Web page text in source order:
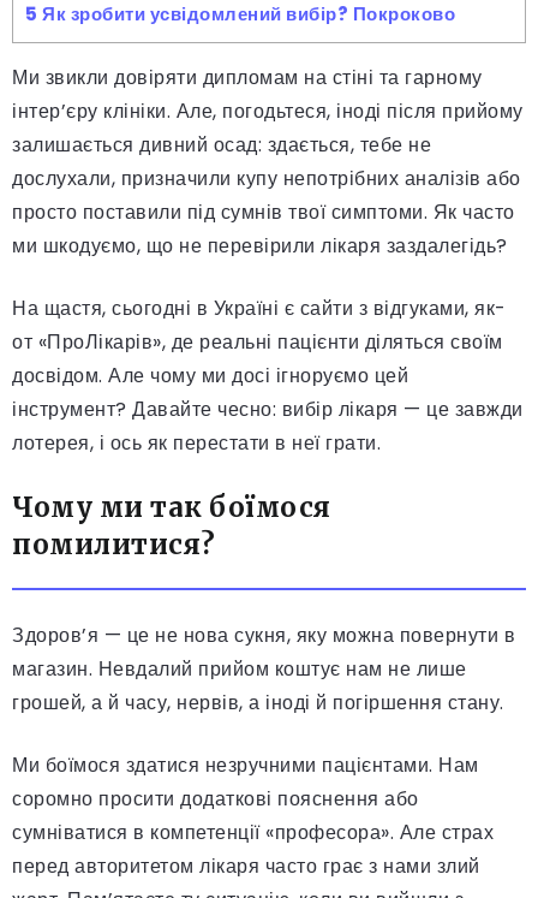
5 Як зробити усвідомлений вибір? Покроково
Ми звикли довіряти дипломам на стіні та гарному
інтер’єру клініки. Але, погодьтеся, іноді після прийому
залишається дивний осад: здається, тебе не
дослухали, призначили купу непотрібних аналізів або
просто поставили під сумнів твої симптоми. Як часто
ми шкодуємо, що не перевірили лікаря заздалегідь?
На щастя, сьогодні в Україні є сайти з відгуками, як-
от «ПроЛікарів», де реальні пацієнти діляться своїм
досвідом. Але чому ми досі ігноруємо цей
інструмент? Давайте чесно: вибір лікаря — це завжди
лотерея, і ось як перестати в неї грати.
Чому ми так боїмося
помилитися?
Здоров’я — це не нова сукня, яку можна повернути в
магазин. Невдалий прийом коштує нам не лише
грошей, а й часу, нервів, а іноді й погіршення стану.
Ми боїмося здатися незручними пацієнтами. Нам
соромно просити додаткові пояснення або
сумніватися в компетенції «професора». Але страх
перед авторитетом лікаря часто грає з нами злий